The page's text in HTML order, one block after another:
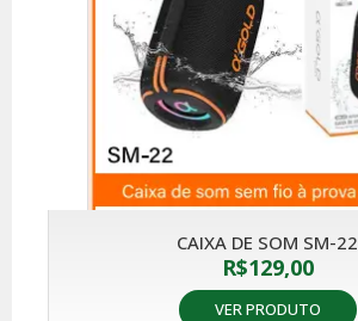
CAIXA DE SOM SM-22
R$129,00
VER PRODUTO